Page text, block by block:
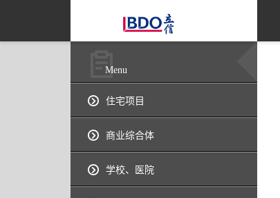
Menu
住宅项目
商业综合体
学校、医院